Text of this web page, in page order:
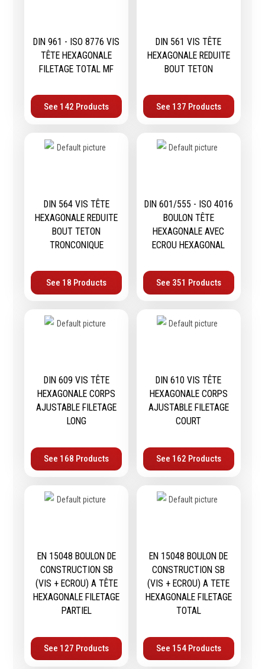
Mesure de l'électricité
Mesure du poids
Mesure de l'humidité
Mesure de la
Épaissimètre
coupe
Scies cloches & fraises
trépans
Fraises à queue
cylindrique
Filetage
Tournage et plaquettes
Emporte-pièces
Ponçage
Polissage
Nettoyage
Outillage diamanté
Brosses métalliques
Protection &
Sécurité
Protection respiratoire
Protection des mains
Protection des pieds
Protection intégrales
Vêtements de travail
Chimie
Dégraissants
Silicone
Colles
Frein filet
Protection
Isolants
Etanchéité
DIN 961 - ISO 8776 VIS
TÊTE HEXAGONALE
FILETAGE TOTAL MF
See 142 Products
DIN 561 VIS TÊTE
HEXAGONALE REDUITE
BOUT TETON
See 137 Products
DIN 564 VIS TÊTE
HEXAGONALE REDUITE
BOUT TETON
TRONCONIQUE
See 18 Products
DIN 601/555 - ISO 4016
BOULON TÊTE
HEXAGONALE AVEC
ECROU HEXAGONAL
See 351 Products
DIN 609 VIS TÊTE
HEXAGONALE CORPS
AJUSTABLE FILETAGE
LONG
See 168 Products
DIN 610 VIS TÊTE
HEXAGONALE CORPS
AJUSTABLE FILETAGE
COURT
See 162 Products
EN 15048 BOULON DE
CONSTRUCTION SB
(VIS + ECROU) A TÊTE
HEXAGONALE FILETAGE
PARTIEL
See 127 Products
EN 15048 BOULON DE
CONSTRUCTION SB
(VIS + ECROU) A TETE
HEXAGONALE FILETAGE
TOTAL
See 154 Products